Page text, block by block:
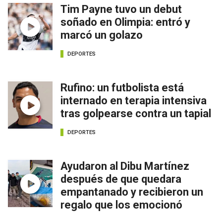
Tim Payne tuvo un debut
soñado en Olimpia: entró y
marcó un golazo
DEPORTES
Rufino: un futbolista está
internado en terapia intensiva
tras golpearse contra un tapial
DEPORTES
Ayudaron al Dibu Martínez
después de que quedara
empantanado y recibieron un
regalo que los emocionó